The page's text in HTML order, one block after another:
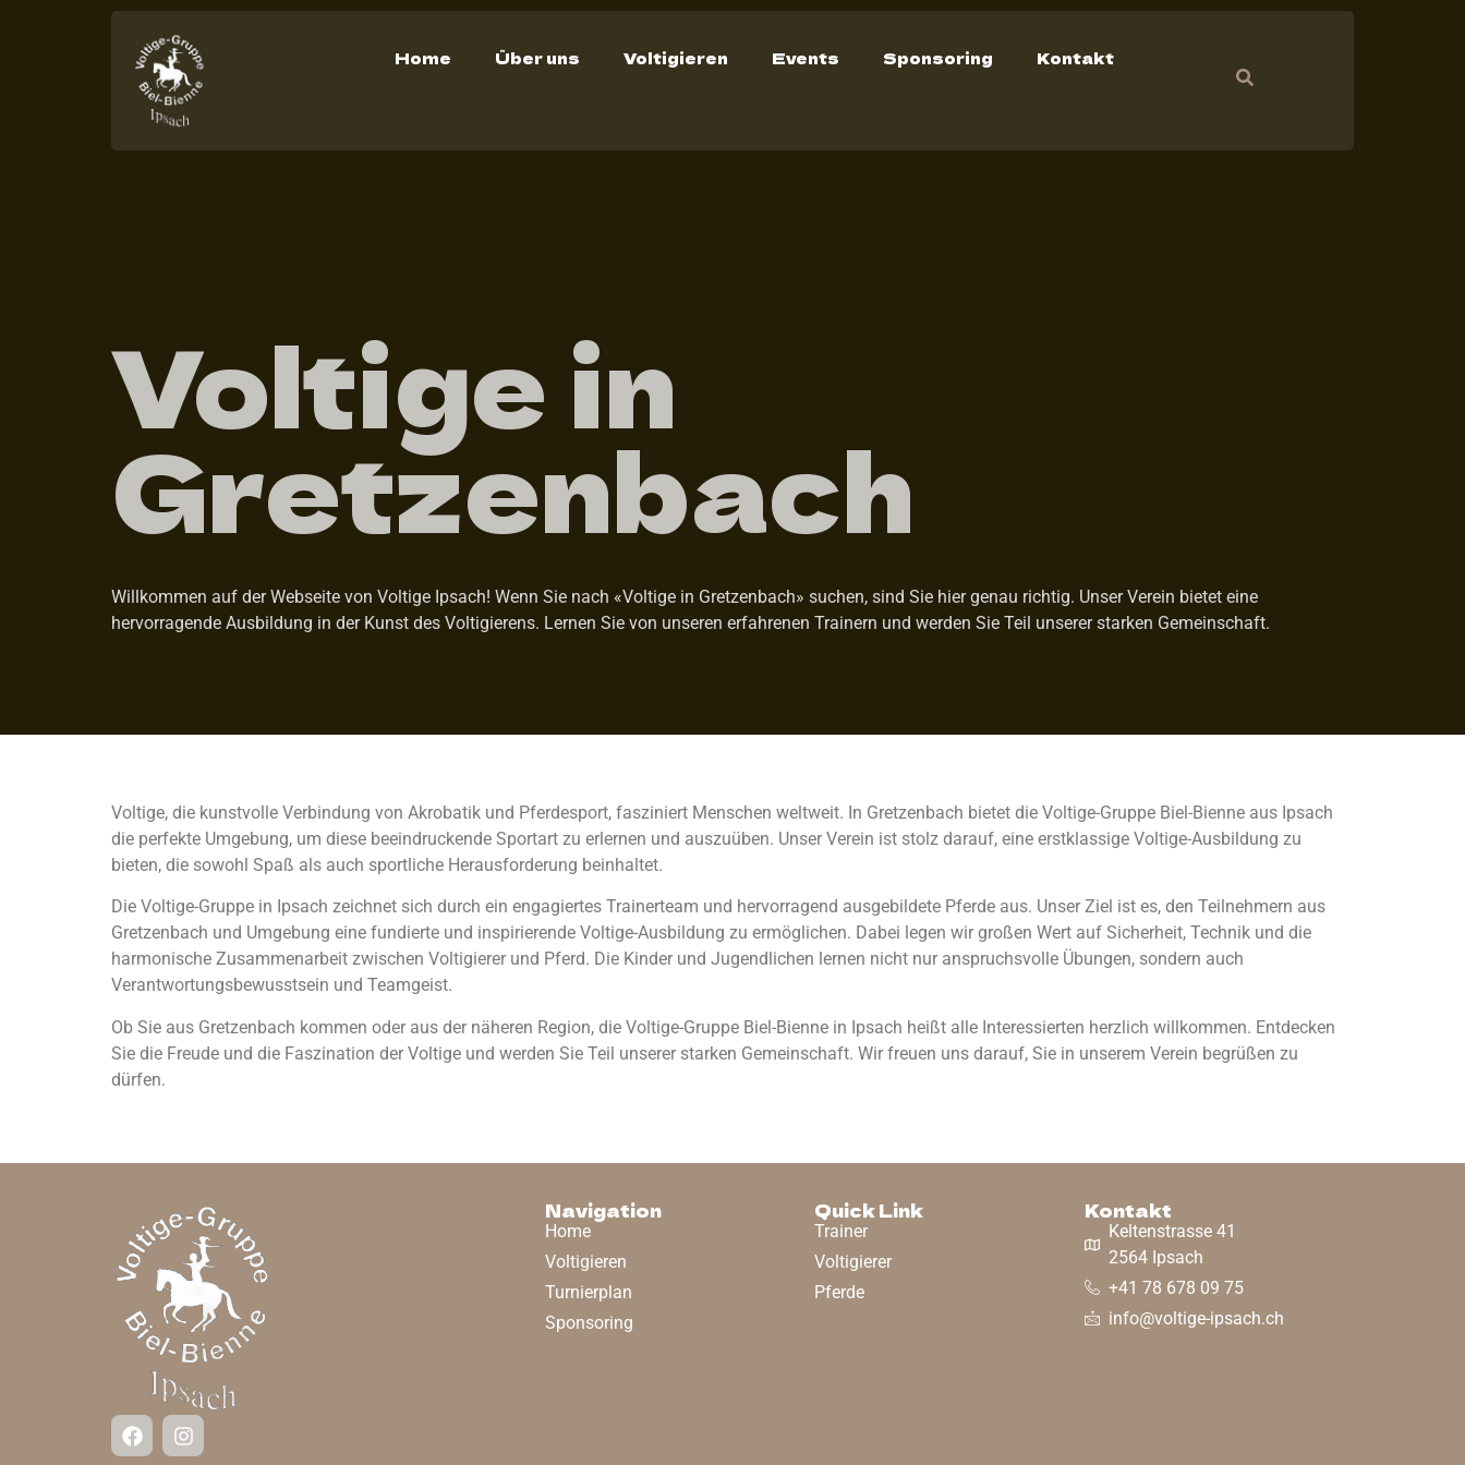
Home Über uns Voltigieren Events Sponsoring Kontakt
Voltige in
Gretzenbach
Willkommen auf der Webseite von Voltige Ipsach! Wenn Sie nach «Voltige in Gretzenbach» suchen, sind Sie hier genau richtig. Unser Verein bietet eine
hervorragende Ausbildung in der Kunst des Voltigierens. Lernen Sie von unseren erfahrenen Trainern und werden Sie Teil unserer starken Gemeinschaft.
Voltige, die kunstvolle Verbindung von Akrobatik und Pferdesport, fasziniert Menschen weltweit. In Gretzenbach bietet die Voltige-Gruppe Biel-Bienne aus Ipsach
die perfekte Umgebung, um diese beeindruckende Sportart zu erlernen und auszuüben. Unser Verein ist stolz darauf, eine erstklassige Voltige-Ausbildung zu
bieten, die sowohl Spaß als auch sportliche Herausforderung beinhaltet.
Die Voltige-Gruppe in Ipsach zeichnet sich durch ein engagiertes Trainerteam und hervorragend ausgebildete Pferde aus. Unser Ziel ist es, den Teilnehmern aus
Gretzenbach und Umgebung eine fundierte und inspirierende Voltige-Ausbildung zu ermöglichen. Dabei legen wir großen Wert auf Sicherheit, Technik und die
harmonische Zusammenarbeit zwischen Voltigierer und Pferd. Die Kinder und Jugendlichen lernen nicht nur anspruchsvolle Übungen, sondern auch
Verantwortungsbewusstsein und Teamgeist.
Ob Sie aus Gretzenbach kommen oder aus der näheren Region, die Voltige-Gruppe Biel-Bienne in Ipsach heißt alle Interessierten herzlich willkommen. Entdecken
Sie die Freude und die Faszination der Voltige und werden Sie Teil unserer starken Gemeinschaft. Wir freuen uns darauf, Sie in unserem Verein begrüßen zu
dürfen.
Navigation
Home
Voltigieren
Turnierplan
Sponsoring
Quick Link
Trainer
Voltigierer
Pferde
Kontakt
Keltenstrasse 41
2564 Ipsach
+41 78 678 09 75
info@voltige-ipsach.ch